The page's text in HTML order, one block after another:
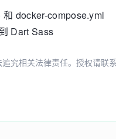
docker-compose.yml
Dart Sass
究相关法律责任。授权请联